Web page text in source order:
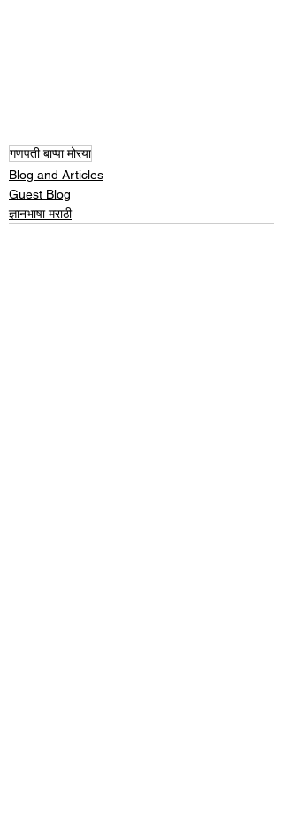
गणपती बाप्पा मोरया
Blog and Articles
Guest Blog
ज्ञानभाषा मराठी